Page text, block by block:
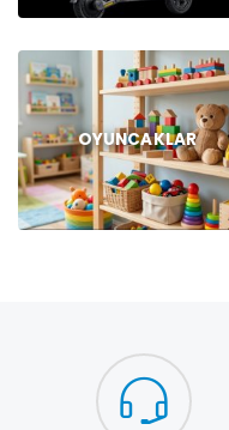
OYUNCAKLAR